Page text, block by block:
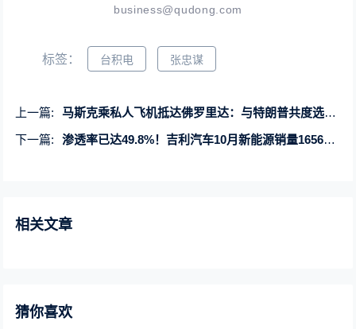
business@qudong.com
标签： 台积电 张忠谋
上一篇:
马斯克乘私人飞机抵达佛罗里达：与特朗普共度选举夜
下一篇:
渗透率已达49.8%！吉利汽车10月新能源销量165625辆创历史新高
相关文章
猜你喜欢